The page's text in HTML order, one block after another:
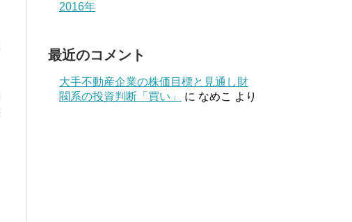
2016年
最近のコメント
大手不動産企業の株価目標と見通し財
閥系の投資判断「買い」
に なめこ より